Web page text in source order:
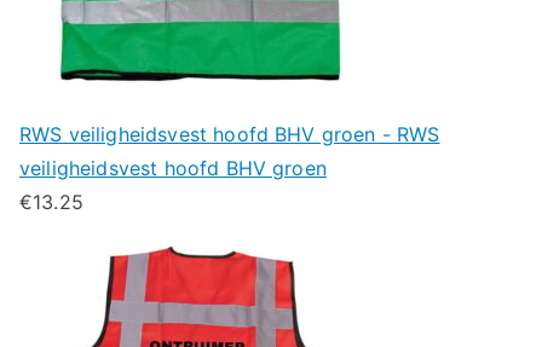
RWS veiligheidsvest hoofd BHV groen - RWS
veiligheidsvest hoofd BHV groen
€13.25